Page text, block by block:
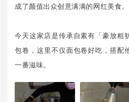
成了颜值出众创意满满的网红美食。
今天这家店是传承自素有「豪放粗
包卷，这里不仅面包卷好吃，搭配
一番滋味。